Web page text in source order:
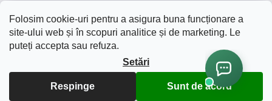
Folosim cookie-uri pentru a asigura buna funcționare a
site-ului web și în scopuri analitice și de marketing. Le
puteți accepta sau refuza.
Setări
Respinge Sunt de acord
Creat de Shoptet
Drepturi de autor 2026Sãnãtate. Frumusete. Natura..
Toate drepturile rezervate.
Editați setările cookie-urilor